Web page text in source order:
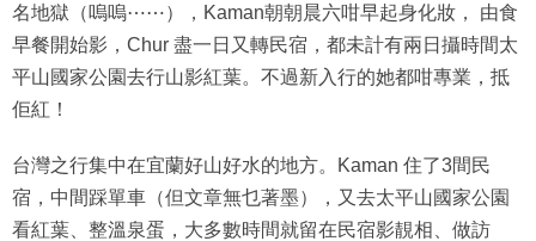
名地獄（嗚嗚⋯⋯），Kaman朝朝晨六咁早起身化妝， 由食
早餐開始影，Chur 盡一日又轉民宿，都未計有兩日攝時間太
平山國家公園去行山影紅葉。不過新入行的她都咁專業，抵
佢紅！
台灣之行集中在宜蘭好山好水的地方。Kaman 住了3間民
宿，中間踩單車（但文章無乜著墨），又去太平山國家公園
看紅葉、整溫泉蛋，大多數時間就留在民宿影靚相、做訪